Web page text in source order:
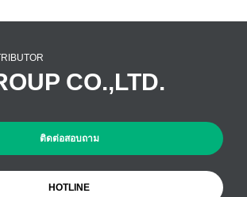
CO.,LTD.
ติดต่อสอบถาม
HOTLINE